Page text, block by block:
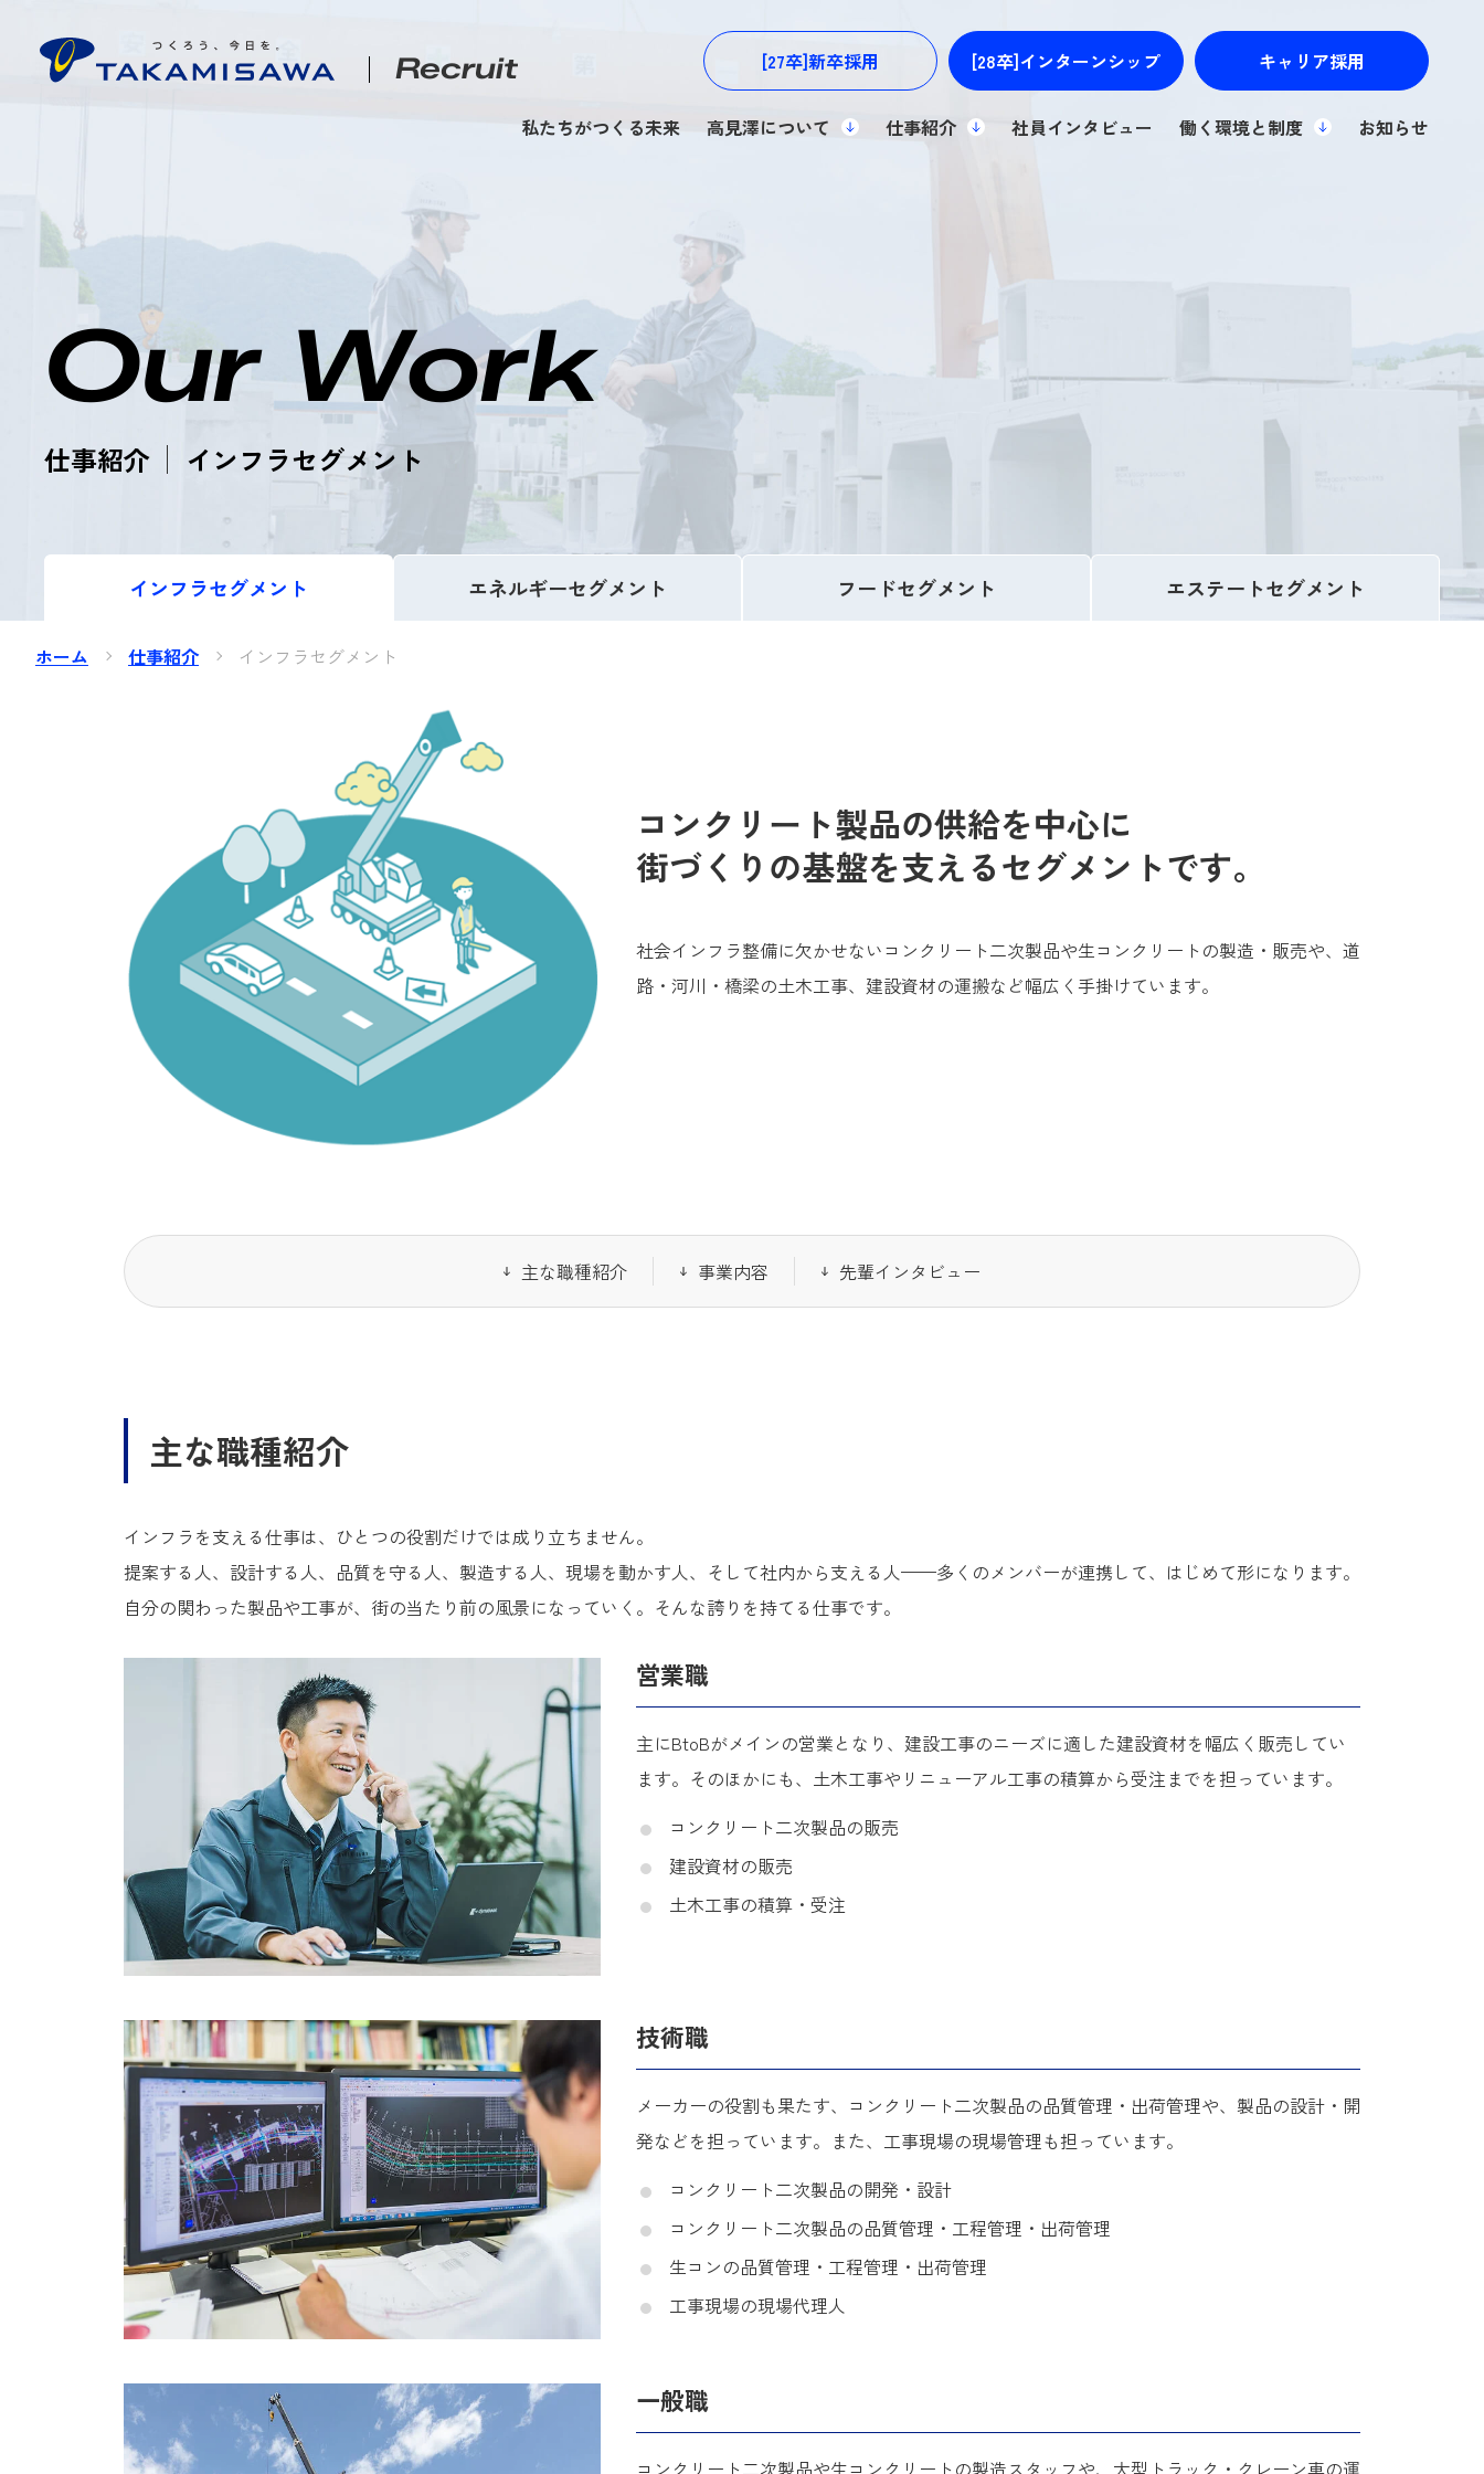
Recruit [27卒]新卒採用 [28卒]インターンシップ キャリア採用
私たちがつくる未来 高見澤について 仕事紹介 社員インタビュー 働く環境と制度 お知らせ
Our Work
仕事紹介 インフラセグメント
インフラセグメント エネルギーセグメント フードセグメント エステートセグメント
ホーム 仕事紹介 インフラセグメント
コンクリート製品の供給を中心に
街づくりの基盤を支えるセグメントです。
社会インフラ整備に欠かせないコンクリート二次製品や生コンクリートの製造・販売や、道
路・河川・橋梁の土木工事、建設資材の運搬など幅広く手掛けています。
主な職種紹介 事業内容 先輩インタビュー
主な職種紹介
インフラを支える仕事は、ひとつの役割だけでは成り立ちません。
提案する人、設計する人、品質を守る人、製造する人、現場を動かす人、そして社内から支える人——多くのメンバーが連携して、はじめて形になります。
自分の関わった製品や工事が、街の当たり前の風景になっていく。そんな誇りを持てる仕事です。
営業職
主にBtoBがメインの営業となり、建設工事のニーズに適した建設資材を幅広く販売してい
ます。そのほかにも、土木工事やリニューアル工事の積算から受注までを担っています。
コンクリート二次製品の販売
建設資材の販売
土木工事の積算・受注
技術職
メーカーの役割も果たす、コンクリート二次製品の品質管理・出荷管理や、製品の設計・開
発などを担っています。また、工事現場の現場管理も担っています。
コンクリート二次製品の開発・設計
コンクリート二次製品の品質管理・工程管理・出荷管理
生コンの品質管理・工程管理・出荷管理
工事現場の現場代理人
一般職
コンクリート二次製品や生コンクリートの製造スタッフや、大型トラック・クレーン車の運